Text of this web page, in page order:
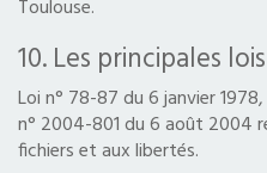
Toulouse.
10. Les principales
Loi n° 78-87 du 6 janvier
n° 2004-801 du 6 août 2004
fichiers et aux libertés.